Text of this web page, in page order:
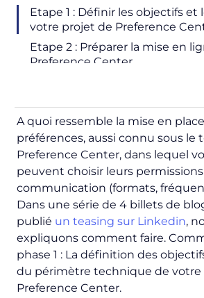
Etape 1 : Définir les objectifs
votre projet de Preference
Etape 2 : Préparer la mise en
Preference Center
A quoi ressemble la mise en
préférences, aussi connu sous le
Preference Center, dans lequel
peuvent choisir leurs
communication (formats,
Dans une série de 4 billets de
publié un teasing sur Linkedin,
expliquons comment faire.
phase 1 : La définition des
du périmètre technique de votre
Preference Center.